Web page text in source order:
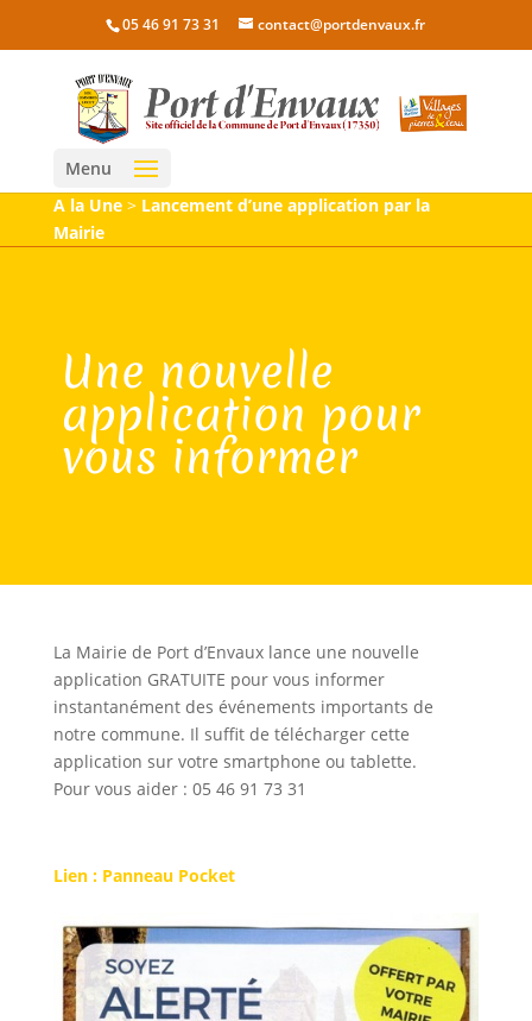
05 46 91 73 31 contact@portdenvaux.fr
Menu
A la Une> Lancement d’une application par la
Mairie
Une nouvelle
application pour
vous informer
La Mairie de Port d’Envaux lance une nouvelle
application GRATUITE pour vous informer
instantanément des événements importants de
notre commune. Il suffit de télécharger cette
application sur votre smartphone ou tablette.
Pour vous aider : 05 46 91 73 31
Lien : Panneau Pocket